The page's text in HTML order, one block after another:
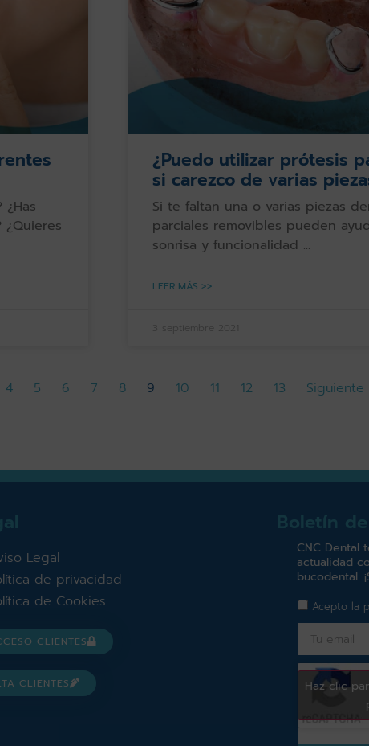
¿Puedo utilizar prótesis
si carezco de varias
Si te faltan una o varias piezas
parciales removibles pueden
sonrisa y funcionalidad
LEER MÁS >>
3 septiembre 2021
4 5 6 7 8 9 10 11 12 13 Siguiente
Legal
de privacidad
de Cookies
CLIENTES
CLIENTES
Boletín
CNC Dental
actualidad
bucodental.
Acepto la
Haz clic